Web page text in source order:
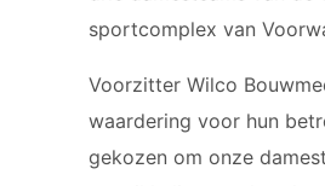
sportcomplex van
Voorzitter Wilco
waardering voor hun
gekozen om onze